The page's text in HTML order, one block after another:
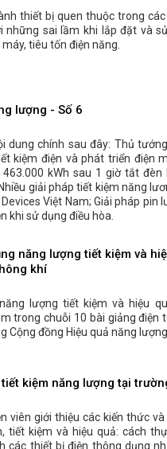
thiết bị quen thuộc trong
những sai lầm khi lắp đặt và
tiêu tốn điện năng.
lượng - Số 6
dung chính sau đây: Thủ
kiệm điện và phát triển điện
kWh sau 1 giờ tắt đèn
giải pháp tiết kiệm năng
Việt Nam; Giải pháp pin
khi sử dụng điều hòa.
năng lượng tiết kiệm và
khí
lượng tiết kiệm và hiệu
trong chuỗi 10 bài giảng điện
Cộng đồng Hiệu quả năng lượng
tiết kiệm năng lượng tại
viên giới thiệu các kiến thức
tiết kiệm và hiệu quả: cách
các thiết bị điện thông dụng